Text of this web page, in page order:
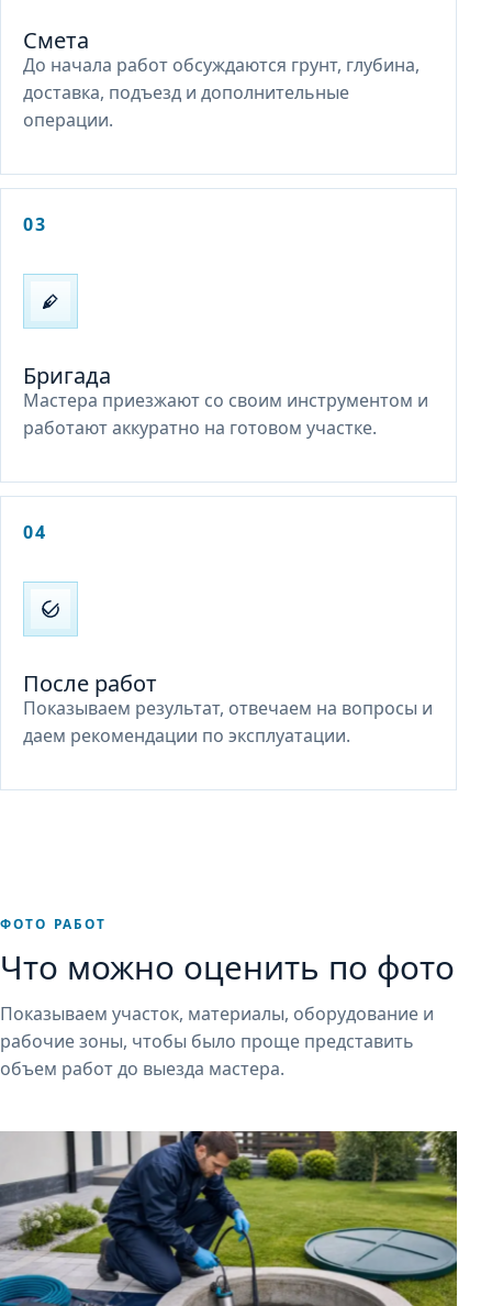
Смета
До начала работ обсуждаются грунт, глубина,
доставка, подъезд и дополнительные
операции.
03
Бригада
Мастера приезжают со своим инструментом и
работают аккуратно на готовом участке.
04
После работ
Показываем результат, отвечаем на вопросы и
даем рекомендации по эксплуатации.
ФОТО РАБОТ
Что можно оценить по фото
Показываем участок, материалы, оборудование и
рабочие зоны, чтобы было проще представить
объем работ до выезда мастера.